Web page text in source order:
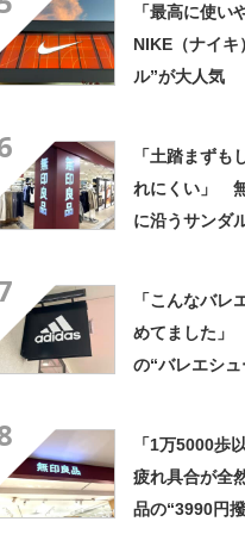
「最高に使
NIKE（ナイキ
ル”が大人気
「土踏まずも
れにくい」
に沿うサンダ
「こんなバレ
めてました」
の“バレエシ
「1万5000歩
疲れ具合が全
品の“3990円